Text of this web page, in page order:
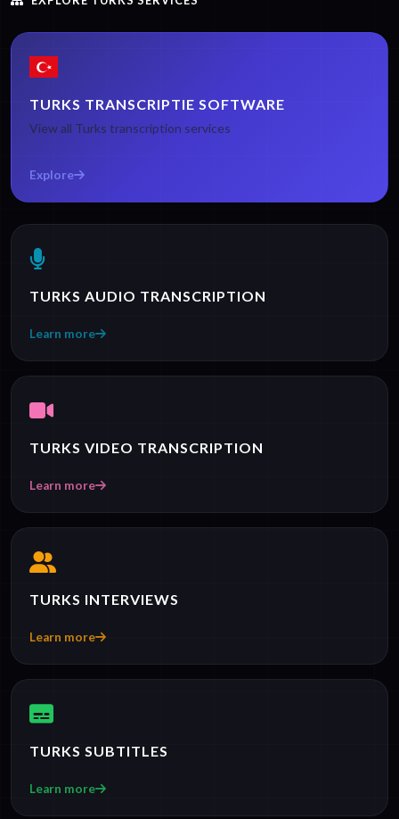
TURKS TRANSCRIPTIE SOFTWARE
View all Turks transcription services
Explore
TURKS AUDIO TRANSCRIPTION
Learn more
TURKS VIDEO TRANSCRIPTION
Learn more
TURKS INTERVIEWS
Learn more
TURKS SUBTITLES
Learn more